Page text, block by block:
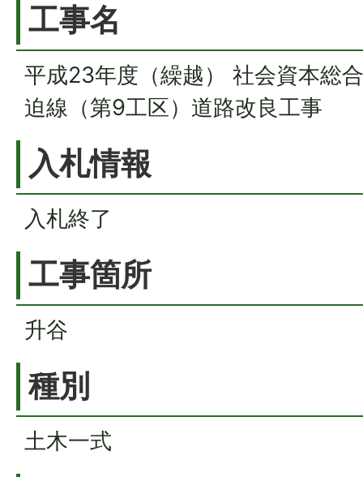
工事名
平成23年度（繰越） 社会資本総
迫線（第9工区）道路改良工事
入札情報
入札終了
工事箇所
升谷
種別
土木一式